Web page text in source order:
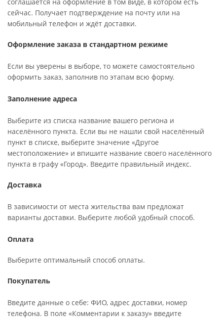
сейчас. Получает подтверждение на почту или на
мобильный телефон и ждёт доставки.
Оформление заказа в стандартном режиме
Если вы уверены в выборе, то можете самостоятельно
оформить заказ, заполнив по этапам всю форму.
Заполнение адреса
Выберите из списка название вашего региона и
населённого пункта. Если вы не нашли свой населённый
пункт в списке, выберите значение «Другое
местоположение» и впишите название своего населённого
пункта в графу «Город». Введите правильный индекс.
Доставка
В зависимости от места жительства вам предложат
варианты доставки. Выберите любой удобный способ.
Оплата
Выберите оптимальный способ оплаты.
Покупатель
Введите данные о себе: ФИО, адрес доставки, номер
телефона. В поле «Комментарии к заказу» введите